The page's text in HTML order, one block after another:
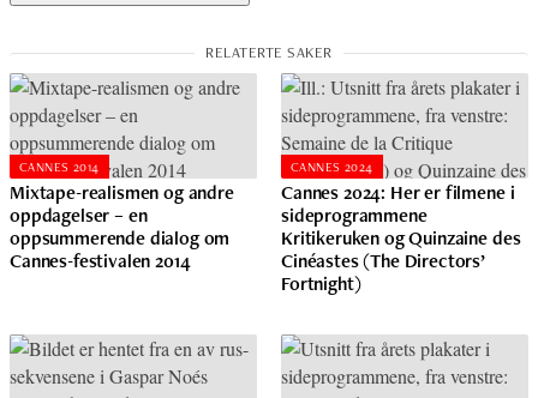
CANNES 2014
Mixtape-realismen og andre
oppdagelser – en
oppsummerende dialog om
Cannes-festivalen 2014
CANNES 2024
Cannes 2024: Her er filmene i
sideprogrammene
Kritikeruken og Quinzaine des
Cinéastes (The Directors’
Fortnight)